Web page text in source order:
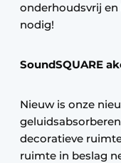
onderhoudsvrij
nodig!
SoundSQUARE
Nieuw is onze
decoratieve
ruimte in beslag